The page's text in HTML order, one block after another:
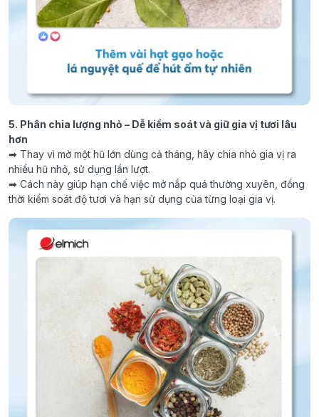
5. Phân chia lượng nhỏ – Dễ kiểm soát và giữ gia vị tươi lâu
hơn
➡ Thay vì mở một hũ lớn dùng cả tháng, hãy chia nhỏ gia vị ra
nhiều hũ nhỏ, sử dụng lần lượt.
➡ Cách này giúp hạn chế việc mở nắp quá thường xuyên, đồng
thời kiểm soát độ tươi và hạn sử dụng của từng loại gia vị.